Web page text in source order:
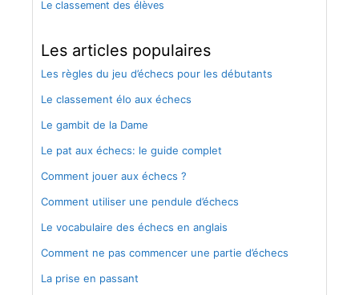
Le classement des élèves
Les articles populaires
Les règles du jeu d’échecs pour les débutants
Le classement élo aux échecs
Le gambit de la Dame
Le pat aux échecs: le guide complet
Comment jouer aux échecs ?
Comment utiliser une pendule d’échecs
Le vocabulaire des échecs en anglais
Comment ne pas commencer une partie d’échecs
La prise en passant